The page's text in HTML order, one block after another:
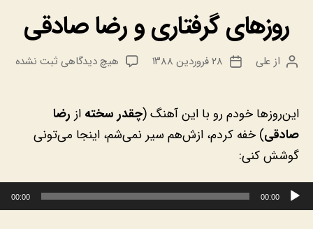
روزهای گرفتاری و رضا صادقی
نویسنده
از علی
تاریخ
۲۸ فروردین ۱۳۸۸ هیچ دیدگاهی برای
و
رضا
صادقی
ثبت نشده
این‌روزها خودم رو با این آهنگ (چقدر سخته از رضا
صادقی) خفه کردم، ازش‌هم سیر نمی‌شم، اینجا می‌تونی
گوشش کنی:
پخش‌کننده صوت
00:00
00:00